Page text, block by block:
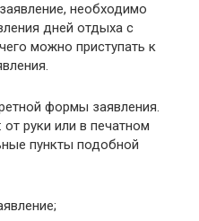
необходимо
дней отдыха с
можно приступать к
формы заявления.
руки или в печатном
пункты подобной